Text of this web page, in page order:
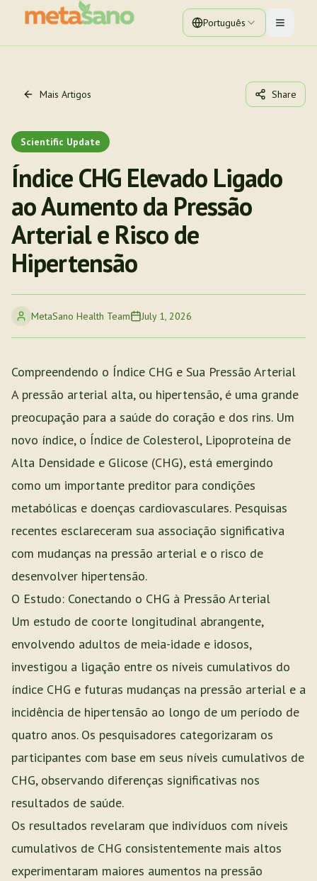
Português Toggle
Mais Artigos Share
Scientific Update
Índice CHG Elevado Ligado
ao Aumento da Pressão
Arterial e Risco de
Hipertensão
MetaSano Health Team July 1, 2026
Compreendendo o Índice CHG e Sua Pressão Arterial
A pressão arterial alta, ou hipertensão, é uma grande
preocupação para a saúde do coração e dos rins. Um
novo índice, o Índice de Colesterol, Lipoproteína de
Alta Densidade e Glicose (CHG), está emergindo
como um importante preditor para condições
metabólicas e doenças cardiovasculares. Pesquisas
recentes esclareceram sua associação significativa
com mudanças na pressão arterial e o risco de
desenvolver hipertensão.
O Estudo: Conectando o CHG à Pressão Arterial
Um estudo de coorte longitudinal abrangente,
envolvendo adultos de meia-idade e idosos,
investigou a ligação entre os níveis cumulativos do
índice CHG e futuras mudanças na pressão arterial e a
incidência de hipertensão ao longo de um período de
quatro anos. Os pesquisadores categorizaram os
participantes com base em seus níveis cumulativos de
CHG, observando diferenças significativas nos
resultados de saúde.
Os resultados revelaram que indivíduos com níveis
cumulativos de CHG consistentemente mais altos
experimentaram maiores aumentos na pressão